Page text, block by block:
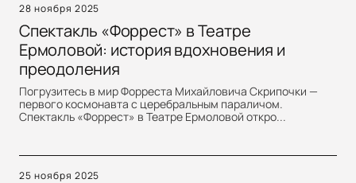
28 ноября 2025
Спектакль «Форрест» в Театре
Ермоловой: история вдохновения и
преодоления
Погрузитесь в мир Форреста Михайловича Скрипочки —
первого космонавта с церебральным параличом.
Спектакль «Форрест» в Театре Ермоловой откро...
25 ноября 2025